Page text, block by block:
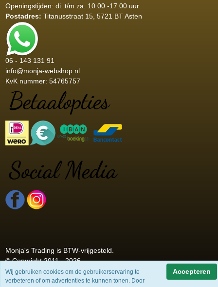
Openingstijden: di. t/m za. 10.00 -17.00 uur
Postadres: Titanusstraat 15, 5721 BT Asten
06 - 143 131 91
info@monja-webshop.nl
KvK nummer: 54765757
Monja's Trading is BTW-vrijgesteld.
© Copyright 2011 - 2026
Wij gebruiken cookies om de gebruikerservaring te
verbeteren of om advertenties te kunnen tonen. Door
Accepteren